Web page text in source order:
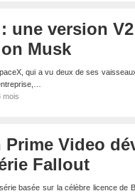
une version
Musk
qui a vu deux de ses
mois
Prime Video
Fallout
basée sur la célèbre licence de